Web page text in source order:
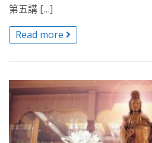
第五講 […]
Read more